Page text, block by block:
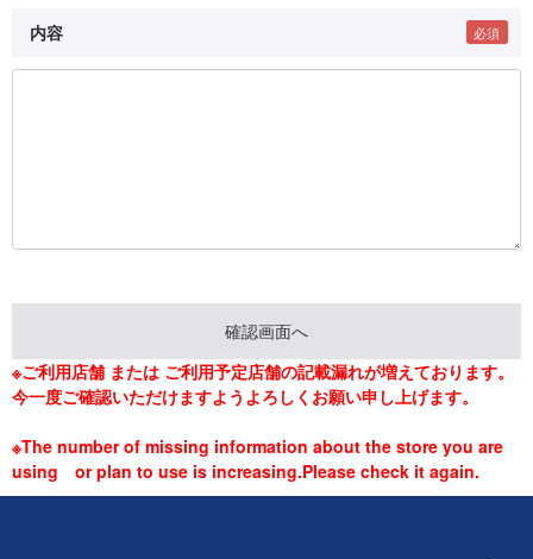
内容
※ご利用店舗 または ご利用予定店舗の記載漏れが増えております。
今一度ご確認いただけますようよろしくお願い申し上げます。
※The number of missing information about the store you are
using or plan to use is increasing.Please check it again.